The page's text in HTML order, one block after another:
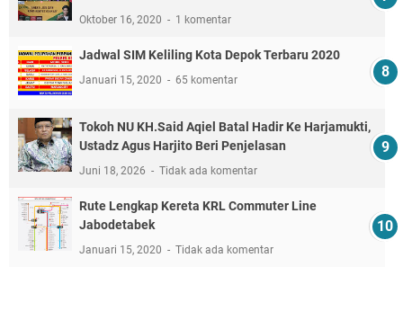
Oktober 16, 2020 1 komentar
Jadwal SIM Keliling Kota Depok Terbaru 2020
Januari 15, 2020 65 komentar
Tokoh NU KH.Said Aqiel Batal Hadir Ke Harjamukti,
Ustadz Agus Harjito Beri Penjelasan
Juni 18, 2026 Tidak ada komentar
Rute Lengkap Kereta KRL Commuter Line
Jabodetabek
Januari 15, 2020 Tidak ada komentar